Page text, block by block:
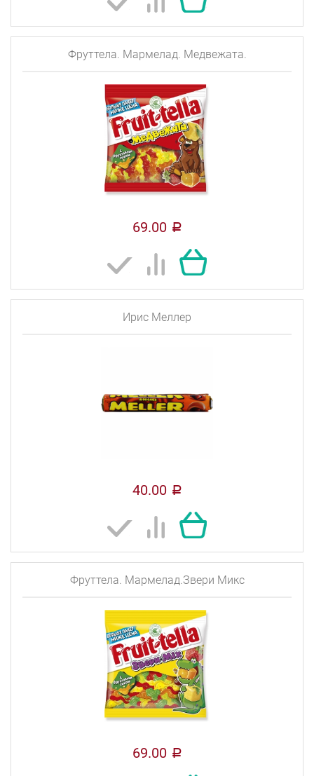
Фруттела. Мармелад. Медвежата.
69.00 a
Ирис Меллер
40.00 a
Фруттела. Мармелад.Звери Микс
69.00 a